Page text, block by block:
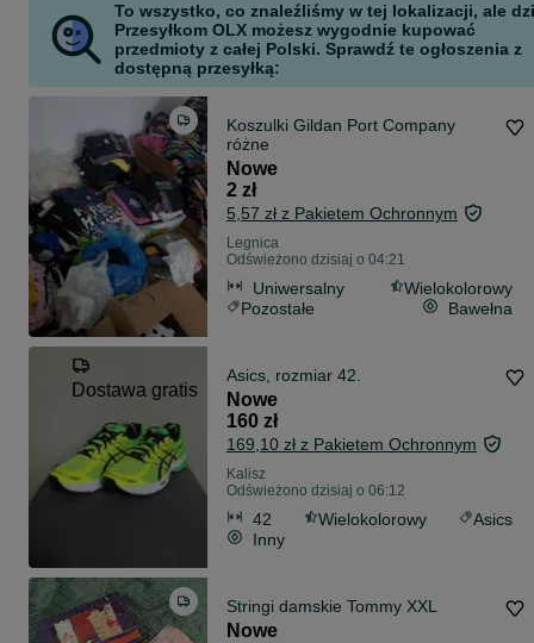
To wszystko, co znaleźliśmy w tej lokalizacji, ale
Przesyłkom OLX możesz wygodnie kupować
przedmioty z całej Polski. Sprawdź te ogłoszenia z
dostępną przesyłką:
Koszulki Gildan Port Company
różne
Nowe
2 zł
5,57 zł z Pakietem Ochronnym
Legnica
Odświeżono dzisiaj o 04:21
Uniwersalny
Wielokolorowy
Pozostałe
Bawełna
Dostawa gratis
Asics, rozmiar 42.
Nowe
160 zł
169,10 zł z Pakietem Ochronnym
Kalisz
Odświeżono dzisiaj o 06:12
42 Wielokolorowy
Asics
Inny
Stringi damskie Tommy XXL
Nowe